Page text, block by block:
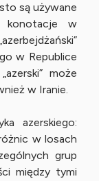
są używane
konotacje w
w Republice
może
w Iranie.
azerskiego:
w losach
grup
między tymi